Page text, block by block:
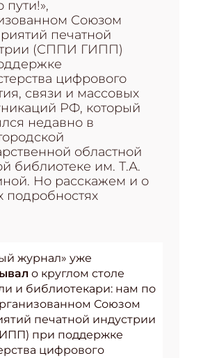
пути!»,
Союзом
печатной
(СППИ ГИПП)
цифрового
связи и массовых
РФ, который
недавно в
областной
библиотеке им. Т.А.
Но расскажем и о
подробностях
журнал» уже
о круглом столе
и библиотекари: нам по
Союзом
печатной индустрии
при поддержке
цифрового